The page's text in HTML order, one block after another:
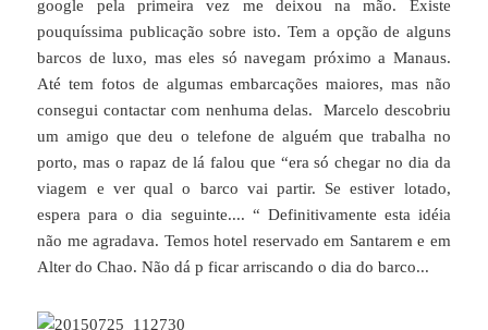
google pela primeira vez me deixou na mão. Existe
pouquíssima publicação sobre isto. Tem a opção de alguns
barcos de luxo, mas eles só navegam próximo a Manaus.
Até tem fotos de algumas embarcações maiores, mas não
consegui contactar com nenhuma delas. Marcelo descobriu
um amigo que deu o telefone de alguém que trabalha no
porto, mas o rapaz de lá falou que “era só chegar no dia da
viagem e ver qual o barco vai partir. Se estiver lotado,
espera para o dia seguinte.... “ Definitivamente esta idéia
não me agradava. Temos hotel reservado em Santarem e em
Alter do Chao. Não dá p ficar arriscando o dia do barco...